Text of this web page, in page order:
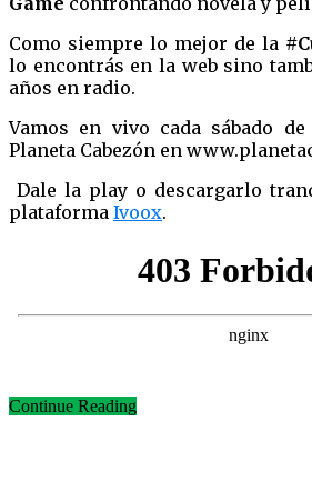
Como siempre lo mejor de la
lo encontrás en la web sino
años en radio.
Vamos en vivo cada sábado
Planeta Cabezón en
Dale la play o descargarlo
plataforma Ivoox.
Continue Reading